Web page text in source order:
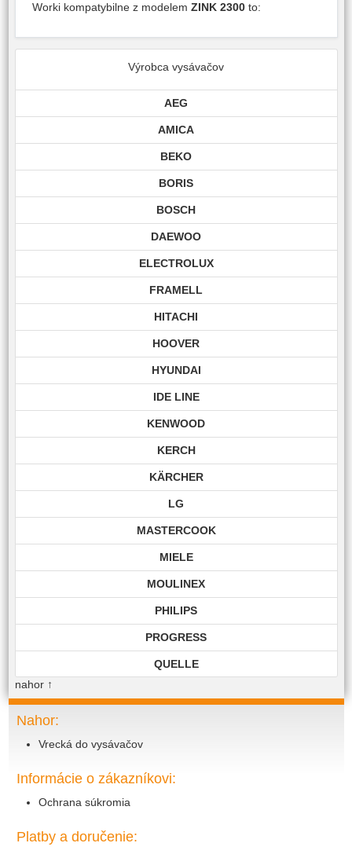
Worki kompatybilne z modelem ZINK 2300to:
Výrobca vysávačov
AEG
AMICA
BEKO
BORIS
BOSCH
DAEWOO
ELECTROLUX
FRAMELL
HITACHI
HOOVER
HYUNDAI
IDE LINE
KENWOOD
KERCH
KÄRCHER
LG
MASTERCOOK
MIELE
MOULINEX
PHILIPS
PROGRESS
QUELLE
SIEMENS
nahor↑
Nahor:
Vrecká do vysávačov
Informácie o zákazníkovi:
Ochrana súkromia
Platby a doručenie: